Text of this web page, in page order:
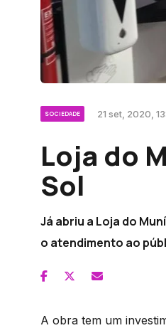
SOCIEDADE 21 set, 2020,
Loja do
Sol
Já abriu a Loja do
o atendimento ao
A obra tem um